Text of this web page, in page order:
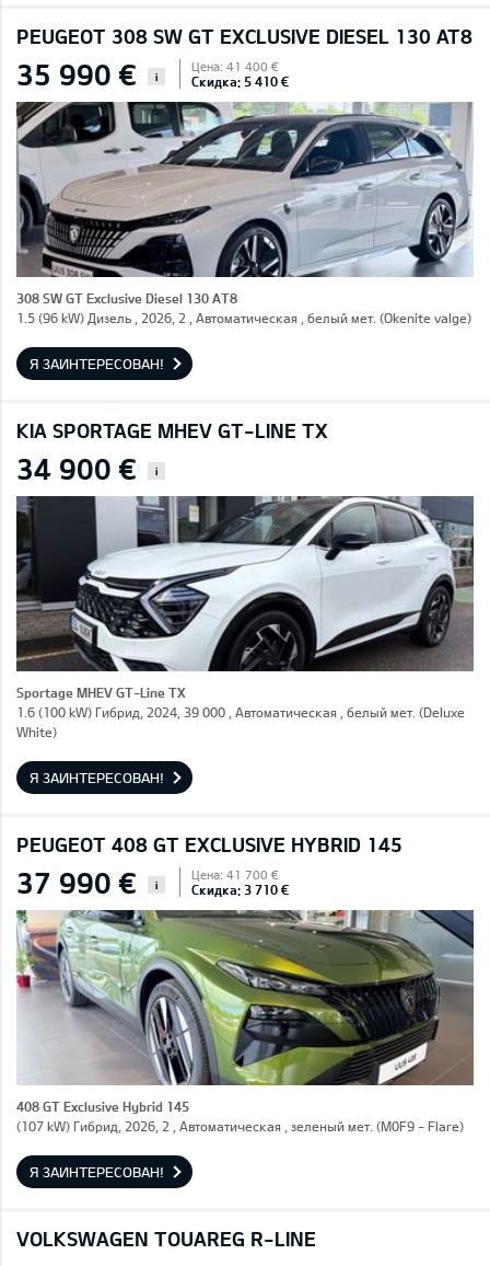
PEUGEOT 308 SW GT EXCLUSIVE DIESEL 130 AT8
35 990 € i
Цена: 41 400 €
Скидка: 5 410 €
308 SW GT Exclusive Diesel 130 AT8
1.5 (96 kW) Дизель , 2026, 2 , Автоматическая , белый мет. (Okenite valge)
Я ЗАИНТЕРЕСОВАН!
KIA SPORTAGE MHEV GT-LINE TX
34 900 € i
Sportage MHEV GT-Line TX
1.6 (100 kW) Гибрид, 2024, 39 000 , Автоматическая , белый мет. (Deluxe
White)
Я ЗАИНТЕРЕСОВАН!
PEUGEOT 408 GT EXCLUSIVE HYBRID 145
37 990 € i
Цена: 41 700 €
Скидка: 3 710 €
408 GT Exclusive Hybrid 145
(107 kW) Гибрид, 2026, 2 , Автоматическая , зеленый мет. (M0F9 - Flare)
Я ЗАИНТЕРЕСОВАН!
VOLKSWAGEN TOUAREG R-LINE